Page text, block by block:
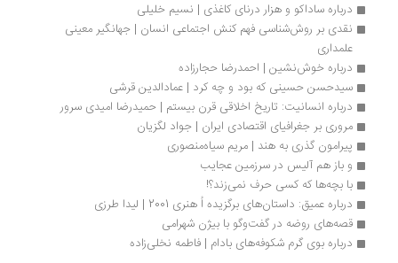
درباره ساداکو و هزار درنای کاغذی | نسیم خلیلی
نقدی بر روش‌شناسی فهم کنش اجتماعی انسان | جهانگیر معینی
علمداری
درباره خوش‌نشین | احمدرضا حجارزاده
سیدحسن حسینی که بود و چه کرد | عمادالدین قرشی
درباره انسانیت: تاریخ اخلاقی قرن بیستم | حمیدرضا امیدی سرور
مروری بر جغرافیای اقتصادی ایران | جواد لگزیان
پیرامون گذری به هند | مریم سیاه‌منصوری
و باز هم آلیس در سرزمین عجایب
با بچه‌ها که کسی حرف نمی‌زند؟!
درباره عمیق: داستان‌های برگزیده اُ هنری 2001 | لیدا طرزی
قصه‌های روضه در گفت‌وگو با بیژن شهرامی
درباره بوی گرم شکوفه‌های بادام | فاطمه نخلی‌زاده